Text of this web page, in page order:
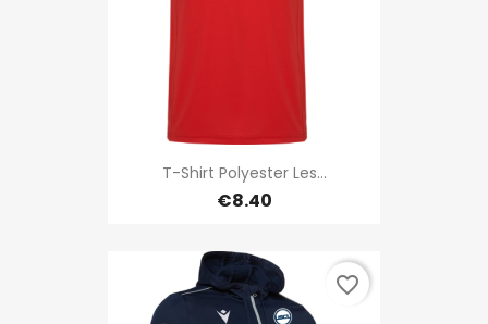
T-Shirt Polyester Les...
€8.40
favorite_border